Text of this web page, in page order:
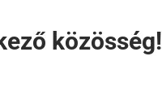
közösség!